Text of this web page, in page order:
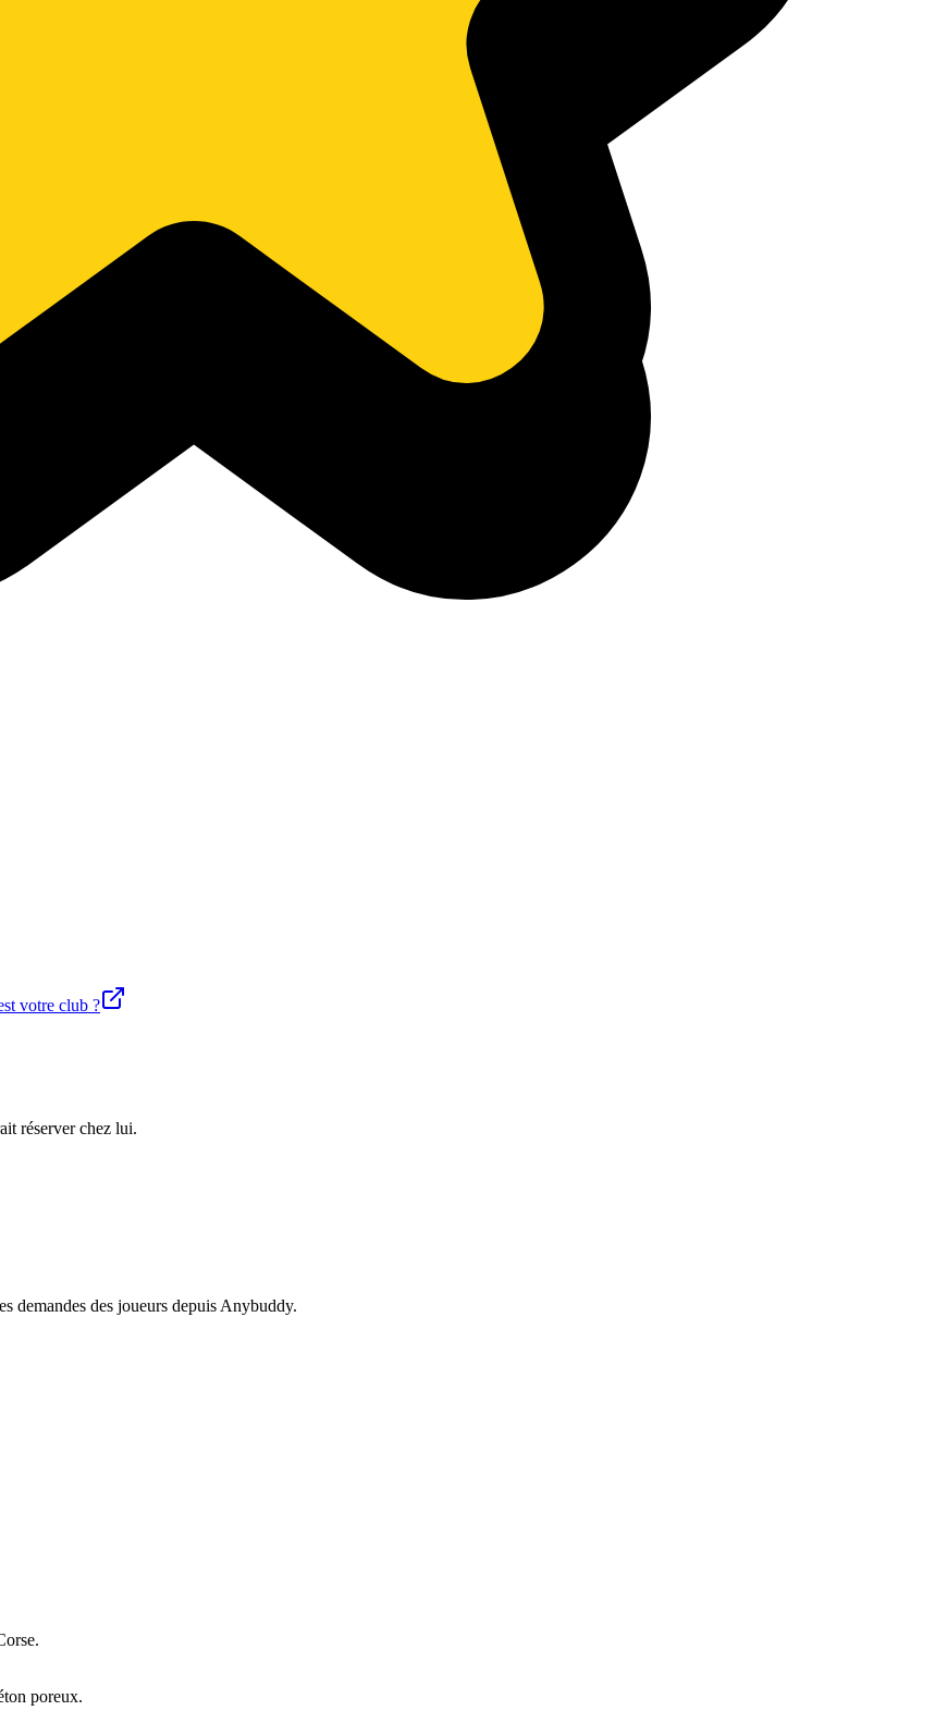
votre club ?
réserver chez lui.
demandes des joueurs depuis Anybuddy.
poreux.